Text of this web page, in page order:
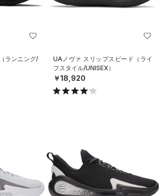
ランニング/
UAノヴァ スリップスピード（ライ
フスタイル/UNISEX）
￥18,920